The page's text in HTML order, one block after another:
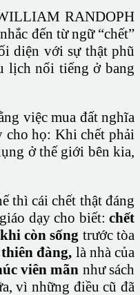
RANDOPH
đến từ ngữ “chết”
diện với sự thật phũ
lịch nổi tiếng ở bang
việc mua đất nghĩa
cho họ: Khi chết phải
ở thế giới bên kia,
thì cái chết thật đáng
dạy cho biết: chết
còn sống trước tòa
đàng, là nhà của
viên mãn như sách
vì những điều cũ đã